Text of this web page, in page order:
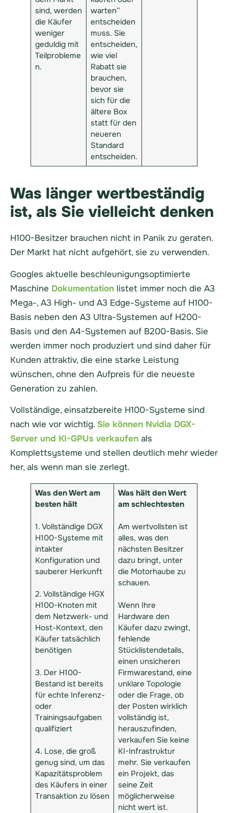
sind, werden
die Käufer
weniger
geduldig mit
Teilprobleme
n.
warten”
entscheiden
muss. Sie
entscheiden,
wie viel
Rabatt sie
brauchen,
bevor sie
sich für die
ältere Box
statt für den
neueren
Standard
entscheiden.
Was länger wertbeständig
ist, als Sie vielleicht denken
H100-Besitzer brauchen nicht in Panik zu geraten.
Der Markt hat nicht aufgehört, sie zu verwenden.
Googles aktuelle beschleunigungsoptimierte
Maschine Dokumentation listet immer noch die A3
Mega-, A3 High- und A3 Edge-Systeme auf H100-
Basis neben den A3 Ultra-Systemen auf H200-
Basis und den A4-Systemen auf B200-Basis. Sie
werden immer noch produziert und sind daher für
Kunden attraktiv, die eine starke Leistung
wünschen, ohne den Aufpreis für die neueste
Generation zu zahlen.
Vollständige, einsatzbereite H100-Systeme sind
nach wie vor wichtig. Sie können Nvidia DGX-
Server und KI-GPUs verkaufen als
Komplettsysteme und stellen deutlich mehr wieder
her, als wenn man sie zerlegt.
Was den Wert am
besten hält
1. Vollständige DGX
H100-Systeme mit
intakter
Konfiguration und
sauberer Herkunft
2. Vollständige HGX
H100-Knoten mit
dem Netzwerk- und
Host-Kontext, den
Käufer tatsächlich
benötigen
3. Der H100-
Bestand ist bereits
für echte Inferenz-
oder
Trainingsaufgaben
qualifiziert
4. Lose, die groß
genug sind, um das
Kapazitätsproblem
des Käufers in einer
Transaktion zu lösen
Was hält den Wert
am schlechtesten
Am wertvollsten ist
alles, was den
nächsten Besitzer
dazu bringt, unter
die Motorhaube zu
schauen.
Wenn Ihre
Hardware den
Käufer dazu zwingt,
fehlende
Stücklistendetails,
einen unsicheren
Firmwarestand, eine
unklare Topologie
oder die Frage, ob
der Posten wirklich
vollständig ist,
herauszufinden,
verkaufen Sie keine
KI-Infrastruktur
mehr. Sie verkaufen
ein Projekt, das
seine Zeit
möglicherweise
nicht wert ist.